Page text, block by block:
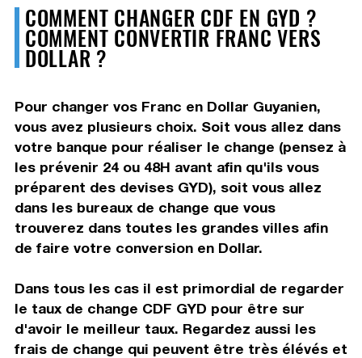
COMMENT CHANGER CDF EN GYD ?
COMMENT CONVERTIR FRANC VERS
DOLLAR ?
Pour changer vos Franc en Dollar Guyanien,
vous avez plusieurs choix. Soit vous allez dans
votre banque pour réaliser le change (pensez à
les prévenir 24 ou 48H avant afin qu'ils vous
préparent des devises GYD), soit vous allez
dans les bureaux de change que vous
trouverez dans toutes les grandes villes afin
de faire votre conversion en Dollar.
Dans tous les cas il est primordial de regarder
le taux de change CDF GYD pour être sur
d'avoir le meilleur taux. Regardez aussi les
frais de change qui peuvent être très élévés et